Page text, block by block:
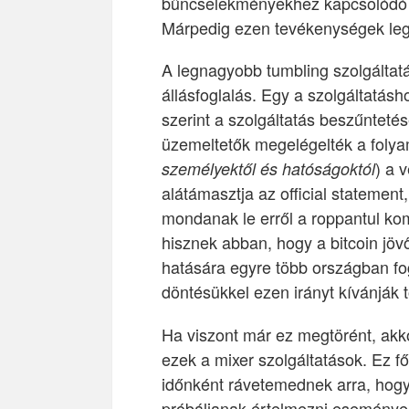
Márpedig ezen tevékenységek
A legnagyobb tumbling
állásfoglalás. Egy a
szerint a szolgáltatás
üzemeltetők megelégelték a
személyektől és hatóságoktól) a
alátámasztja az official
mondanak le erről a roppantul
hisznek abban, hogy a bitcoin
hatására egyre több országban
döntésükkel ezen irányt kívánják
Ha viszont már ez megtörént,
ezek a mixer szolgáltatások. Ez
időnként rávetemednek arra,